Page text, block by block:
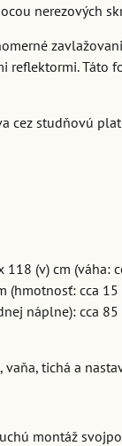
nerezových
reflektormi. Táto
cez studňovú
118 (v) cm (váha:
(hmotnosť: cca 15
náplne): cca 85
vaňa, tichá a
montáž